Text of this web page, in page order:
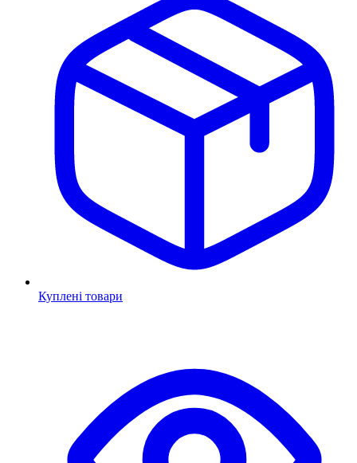
Куплені товари